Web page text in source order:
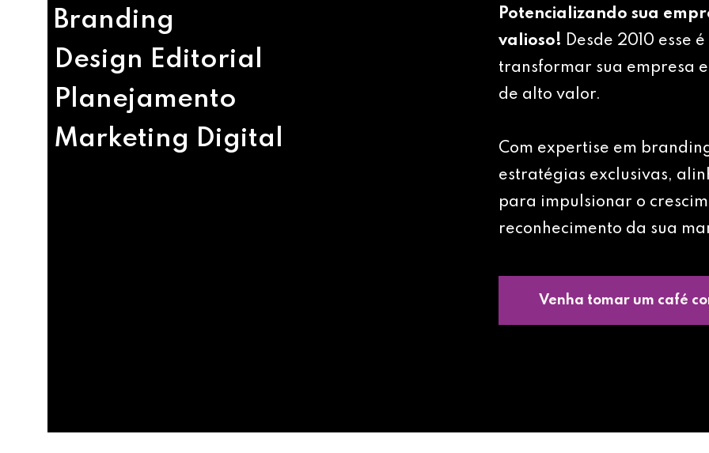
Branding
Design Editorial
Planejamento
Marketing Digital
Potencializando sua
valioso! Desde 2010 esse
transformar sua empresa
de alto valor.
Com expertise em
estratégias exclusivas,
para impulsionar o
reconhecimento da sua
Venha tomar um café